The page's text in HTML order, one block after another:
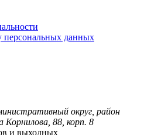
персональных данных
округ, район
Корнилова, 88, корп. 8
и выходных